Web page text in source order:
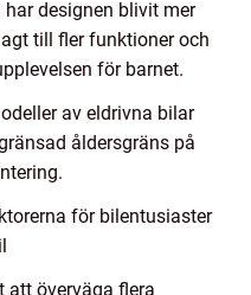
designen blivit mer
till fler funktioner och
för barnet.
av eldrivna bilar
åldersgräns på
för bilentusiaster
att överväga flera